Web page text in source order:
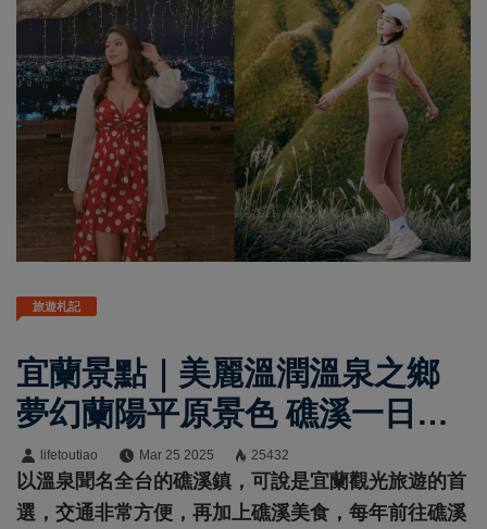
旅遊札記
宜蘭景點｜美麗溫潤溫泉之鄉
夢幻蘭陽平原景色 礁溪一日遊
溫暖疲憊心靈
lifetoutiao Mar 25 2025 25432
以溫泉聞名全台的礁溪鎮，可說是宜蘭觀光旅遊的首
選，交通非常方便，再加上礁溪美食，每年前往礁溪